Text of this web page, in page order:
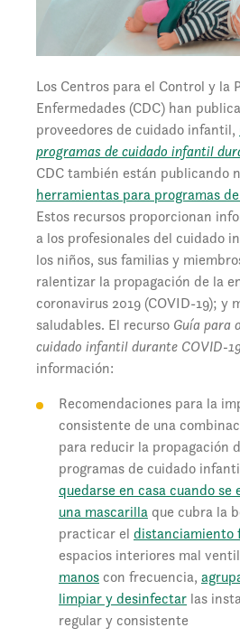
Los Centros para el Control y la
Enfermedades (CDC) han
proveedores de cuidado infantil,
programas de cuidado infantil
CDC también están publicando
herramientas para programas
Estos recursos proporcionan
a los profesionales del cuidado
los niños, sus familias y
ralentizar la propagación de la
coronavirus 2019 (COVID-19); y
saludables. El recurso Guía para
cuidado infantil durante COVID-
información:
Recomendaciones para la
consistente de una
para reducir la propagación
programas de cuidado
quedarse en casa cuando se
una mascarillaque cubra la
practicar el distanciamiento
espacios interiores mal
manos con frecuencia,
limpiar y desinfectar las
regular y consistente